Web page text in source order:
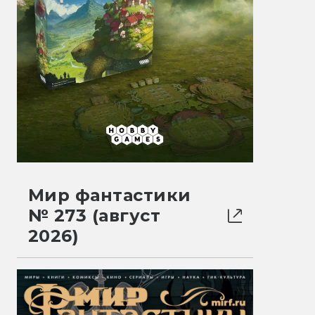
Мир фантастики
№ 273 (август
2026)